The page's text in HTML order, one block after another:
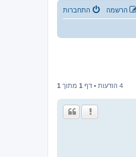
התחברות הרשמה
4 הודעות • דף 1 מתוך 1